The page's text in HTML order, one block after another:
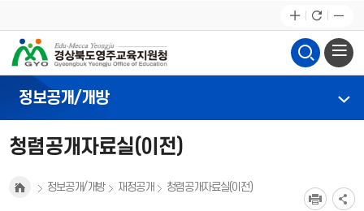
정보공개/개방
정보공개/개방 재정공개 청렴공개자료실(이전)
청렴공개자료실(이전)